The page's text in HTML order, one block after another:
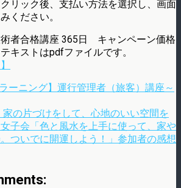
リック後、支払い方法を選択し、画面
ください。
者合格講座 365日 キャンペーン価格
キストはpdfファイルです。
ラーニング】運行管理者（旅客）講座～
家の片づけをして、心地のいい空間を
子会「色と風水を上手に使って、家や
ついでに開運しよう！」参加者の感想